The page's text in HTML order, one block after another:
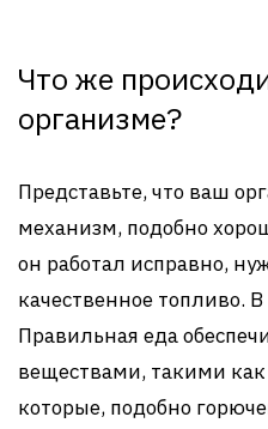
Что же
организме?
Представьте, что ваш
механизм, подобно
он работал исправно,
качественное топливо.
Правильная еда
веществами, такими
которые, подобно